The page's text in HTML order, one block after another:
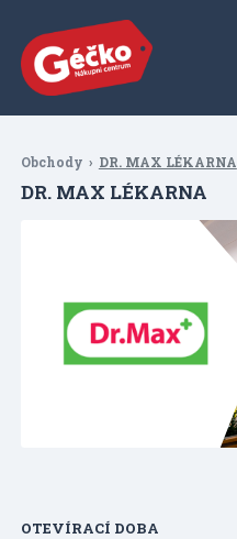
Obchody DR. MAX LÉKARNA
DR. MAX LÉKARNA
OTEVÍRACÍ DOBA